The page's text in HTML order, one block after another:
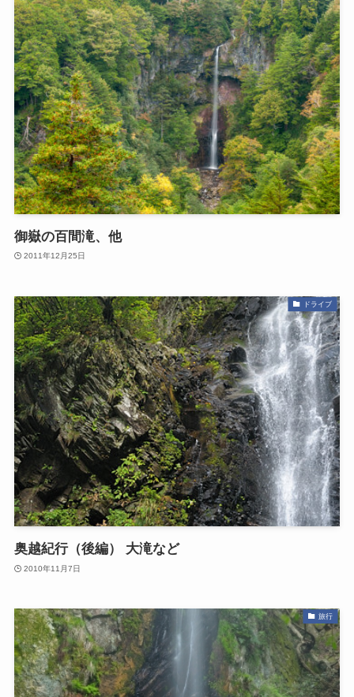
御嶽の百間滝、他
2011年12月25日
ドライブ
奥越紀行（後編） 大滝など
2010年11月7日
旅行